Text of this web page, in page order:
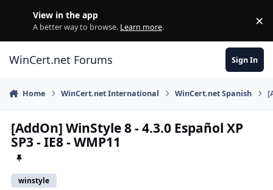
View in the app
A better way to browse. Learn more. ×
WinCert.net Forums Sign In
Home WinCert.net International WinCert.net Spanish
[AddOn] WinStyle 8 - 4.3.0 Español XP
SP3 - IE8 - WMP11
winstyle